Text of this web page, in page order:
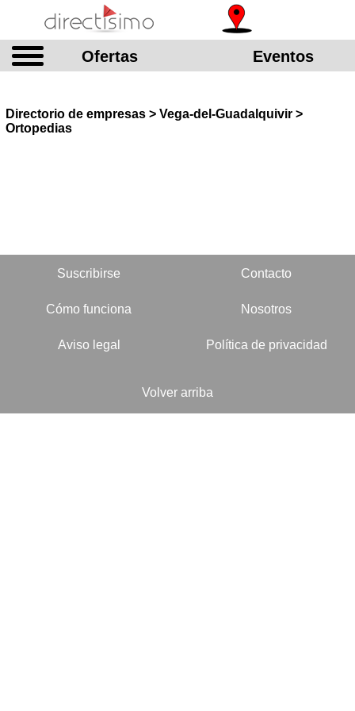
Ofertas Eventos
Directorio de empresas > Vega-del-Guadalquivir >
Ortopedias
Suscribirse Contacto
Cómo funciona Nosotros
Aviso legal Política de privacidad
Volver arriba